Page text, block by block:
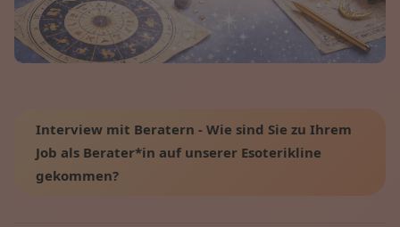
Interview mit Beratern - Wie sind Sie zu Ihrem
Job als Berater*in auf unserer Esoterikline
gekommen?